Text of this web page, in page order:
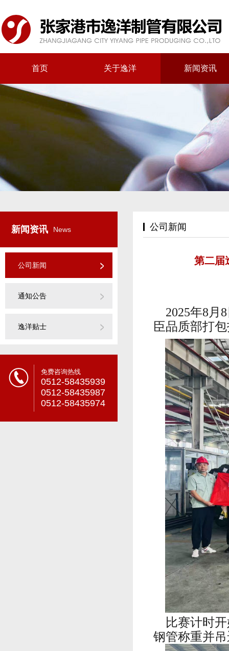
首页 关于逸洋 新闻资讯
新闻资讯 News
公司新闻
通知公告
逸洋贴士
免费咨询热线
0512-58435939
0512-58435987
0512-58435974
公司新闻
第二届
2025年8月
臣品质部打
比赛计时开
钢管称重并